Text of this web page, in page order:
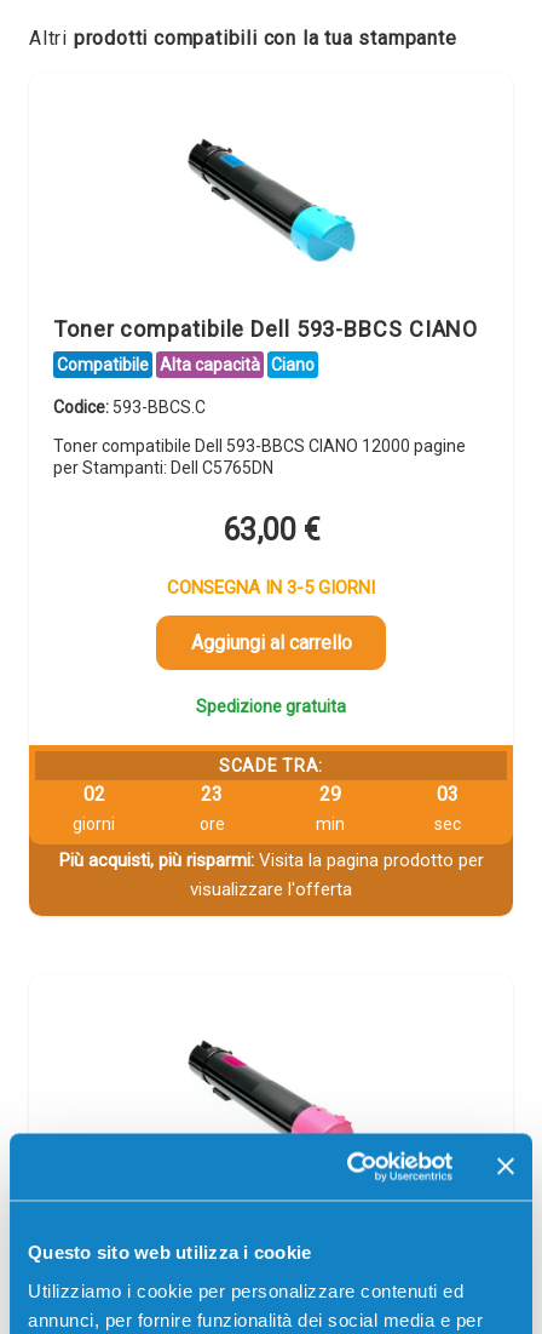
Questo sito web utilizza i cookie
Utilizziamo i cookie per personalizzare contenuti ed
annunci, per fornire funzionalità dei social media e per
Altri prodotti compatibili con la tua stampante
Toner compatibile Dell 593-BBCS CIANO
Compatibile Alta capacità Ciano
Codice: 593-BBCS.C
Toner compatibile Dell 593-BBCS CIANO 12000 pagine
per Stampanti: Dell C5765DN
63,00 €
CONSEGNA IN 3-5 GIORNI
Aggiungi al carrello
Spedizione gratuita
SCADE TRA:
02
giorni
23
ore
29
min
03
sec
Più acquisti, più risparmi:Visita la pagina prodotto per
visualizzare l'offerta
MAGENTA
Compatibile Alta capacità Magenta